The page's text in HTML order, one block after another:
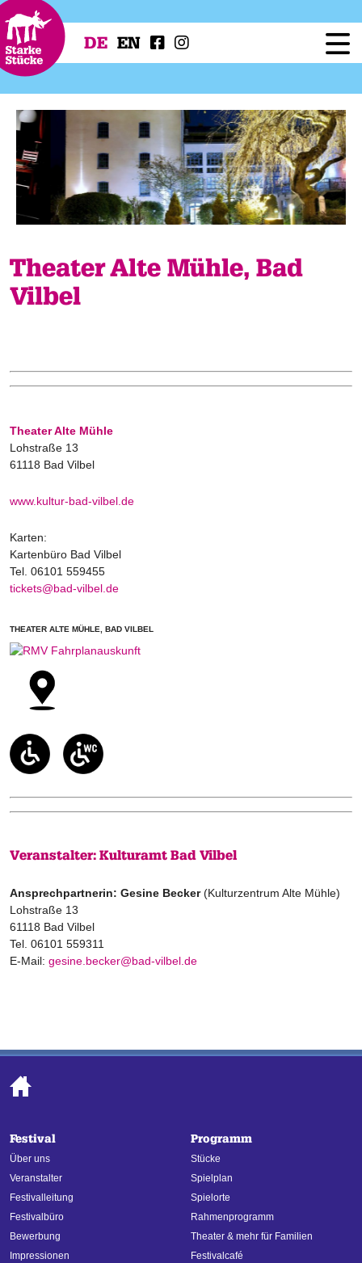
DE EN
Festival
Programm
Workshops
Festivalprojekte
Presse
Theater Alte Mühle, Bad
Vilbel
Theater Alte Mühle
Lohstraße 13
61118 Bad Vilbel
www.kultur-bad-vilbel.de
Karten:
Kartenbüro Bad Vilbel
Tel. 06101 559455
tickets@bad-vilbel.de
THEATER ALTE MÜHLE, BAD VILBEL
Veranstalter: Kulturamt Bad Vilbel
Ansprechpartnerin: Gesine Becker(Kulturzentrum Alte Mühle)
Lohstraße 13
61118 Bad Vilbel
Tel. 06101 559311
E-Mail: gesine.becker@bad-vilbel.de
Festival
Über uns
Veranstalter
Festivalleitung
Festivalbüro
Bewerbung
Impressionen
Programm
Stücke
Spielplan
Spielorte
Rahmenprogramm
Theater & mehr für Familien
Festivalcafé